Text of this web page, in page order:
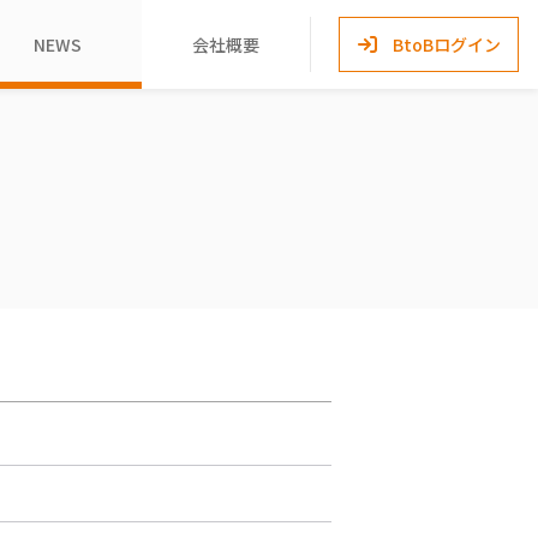
NEWS 会社概要 BtoBログイン